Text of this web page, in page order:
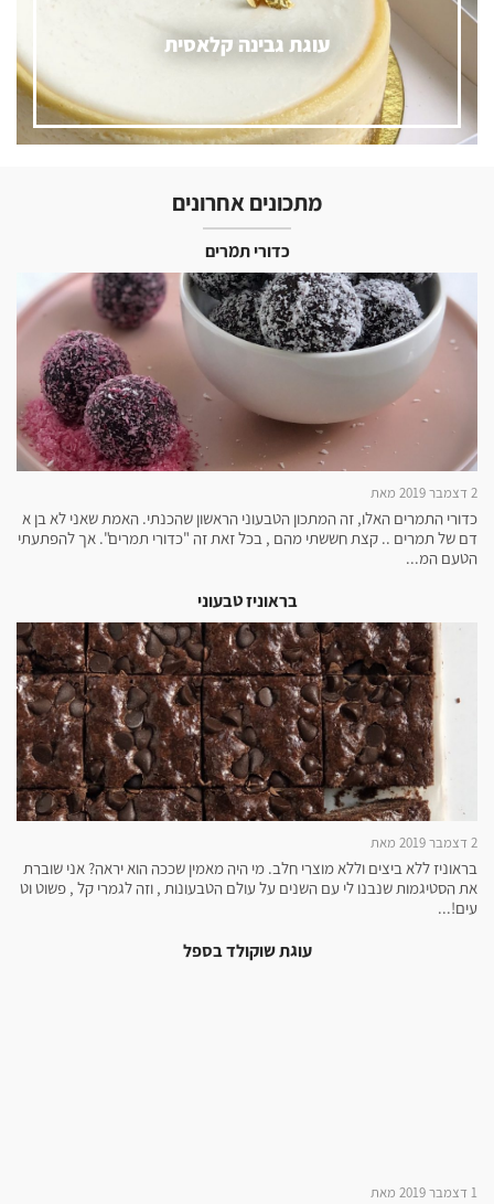
עוגת טירמיסו
מתכונים אחרונים
כדורי תמרים
2 דצמבר 2019 מאת
כדורי התמרים האלו, זה המתכון הטבעוני הראשון שהכנתי. האמת שאני לא בן א
דם של תמרים .. קצת חששתי מהם , בכל זאת זה "כדורי תמרים". אך להפתעתי
הטעם המ...
בראוניז טבעוני
2 דצמבר 2019 מאת
בראוניז ללא ביצים וללא מוצרי חלב. מי היה מאמין שככה הוא יראה? אני שוברת
את הסטיגמות שנבנו לי עם השנים על עולם הטבעונות , וזה לגמרי קל , פשוט וט
עים!...
עוגת שוקולד בספל
1 דצמבר 2019 מאת